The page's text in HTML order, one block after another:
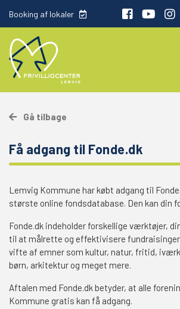
Booking af lokaler
Gå tilbage
Få adgang til Fonde.dk
Lemvig Kommune har købt adgang til
største online fondsdatabase. Den kan din
Fonde.dk indeholder forskellige værktøjer,
til at målrette og effektivisere
vifte af emner som kultur, natur, fritid,
børn, arkitektur og meget mere.
Aftalen med Fonde.dk betyder, at alle
Kommune gratis kan få adgang.